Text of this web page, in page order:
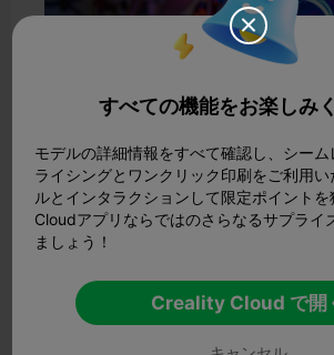
だ。3Dプリンティングの人気が高まる
しい実践の
必要性も高まっています。今
ィラメント、リサイクルプラスチック、

すべての機能をお楽しみ
モデルの詳細情報をすべて確認し、シー
ライシングとワンクリック印刷をご利用
ルとインタラクションして限定ポイント
Cloudアプリならではのさらなるサプライ
ましょう！
Creality Cloud で開